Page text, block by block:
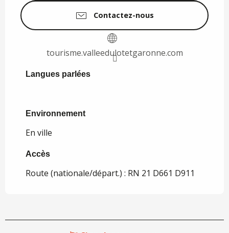
Contactez-nous
tourisme.valleedulotetgaronne.com
Langues parlées
Langues parlées
Environnement
Environnement
En ville
Accès
Accès
Route (nationale/départ.) : RN 21 D661 D911